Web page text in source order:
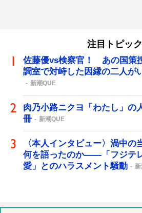
注目トピック
佐藤優vs検察官！ あの国策
調室で対峙した因縁の二人が
新潮QUE
肉乃小路ニクヨ「わたし」の
冊
新潮QUE
〈本人インタビュー〉渦中の
何を語ったのか――「フジテ
愛」とのハラスメント騒動